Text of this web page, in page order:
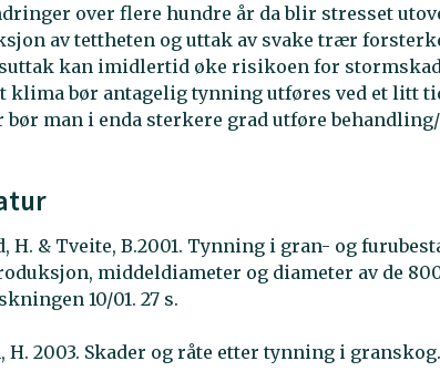
over flere hundre år da blir stresset
av tettheten og uttak av svake trær
kan imidlertid øke risikoen for
klima bør antagelig tynning utføres ved et litt
bør man i enda sterkere grad utføre
H. & Tveite, B.2001. Tynning i gran- og
middeldiameter og diameter av de
10/01. 27 s.
H. 2003. Skader og råte etter tynning i